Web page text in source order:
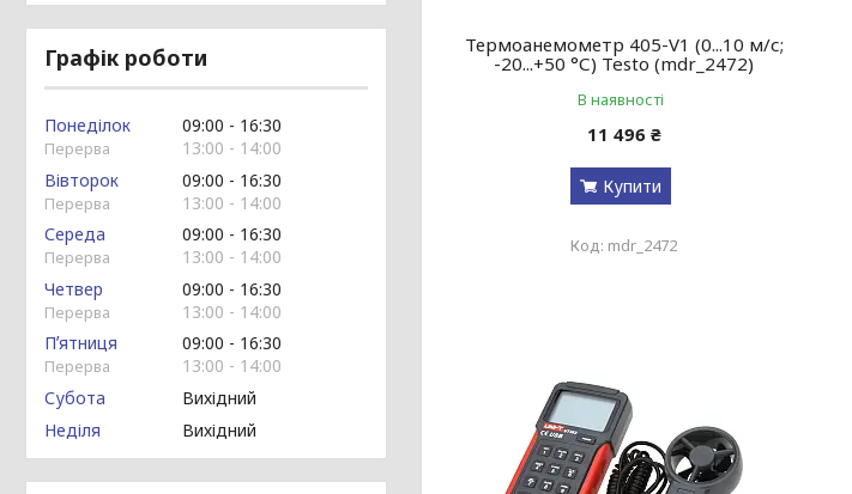
Термоанемометр 405-V1 (0...10 м/с;
-20...+50 °С) Testo (mdr_2472)
В наявності
11 496 ₴
Купити
mdr_2472
Графік роботи
Понеділок 09:00
16:30
13:00
14:00
Вівторок
09:00
16:30
13:00
14:00
Середа
09:00
16:30
13:00
14:00
Четвер
09:00
16:30
13:00
14:00
Пʼятниця
09:00
16:30
13:00
14:00
Субота
Вихідний
Неділя
Вихідний